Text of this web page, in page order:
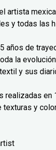
artista
y todas las
años de
la
y sus
realizadas en
y